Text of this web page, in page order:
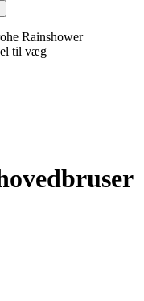
Rainshower
til væg